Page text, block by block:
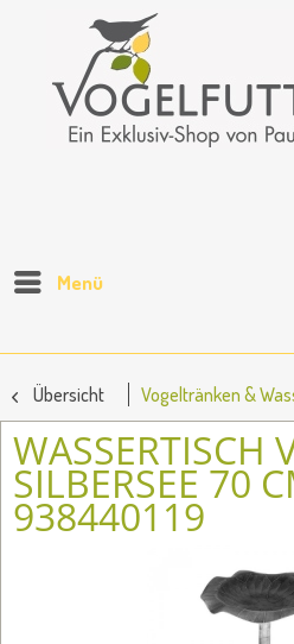
Menü
Übersicht Vogeltränken &
WASSERTISCH
SILBERSEE 70
938440119